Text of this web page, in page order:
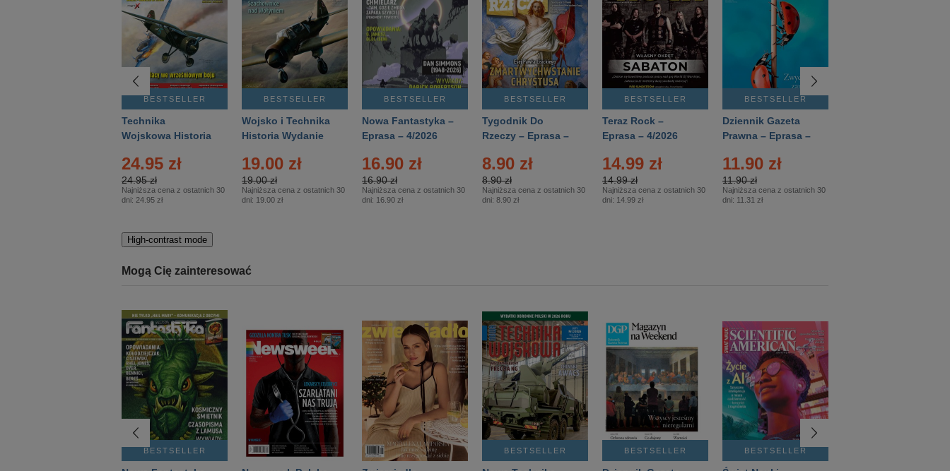
BESTSELLER
Technika
Wojskowa Historia
24.95 zł
24.95 zł
Najniższa cena z ostatnich 30
dni: 24.95 zł
BESTSELLER
Wojsko i Technika
Historia Wydanie
– 2/2026
19.00 zł
19.00 zł
Najniższa cena z ostatnich 30
dni: 19.00 zł
BESTSELLER
Nowa Fantastyka –
Eprasa – 4/2026
16.90 zł
16.90 zł
Najniższa cena z ostatnich 30
dni: 16.90 zł
BESTSELLER
Tygodnik Do
Rzeczy – Eprasa –
8.90 zł
8.90 zł
Najniższa cena z ostatnich 30
dni: 8.90 zł
BESTSELLER
Teraz Rock –
Eprasa – 4/2026
14.99 zł
14.99 zł
Najniższa cena z ostatnich 30
dni: 14.99 zł
BESTSELLER
Dziennik Gazeta
Prawna – Eprasa –
11.90 zł
11.90 zł
Najniższa cena z ostatnich 30
dni: 11.31 zł
High-contrast mode
Mogą Cię zainteresować
BESTSELLER BESTSELLER BESTSELLER BESTSELLER